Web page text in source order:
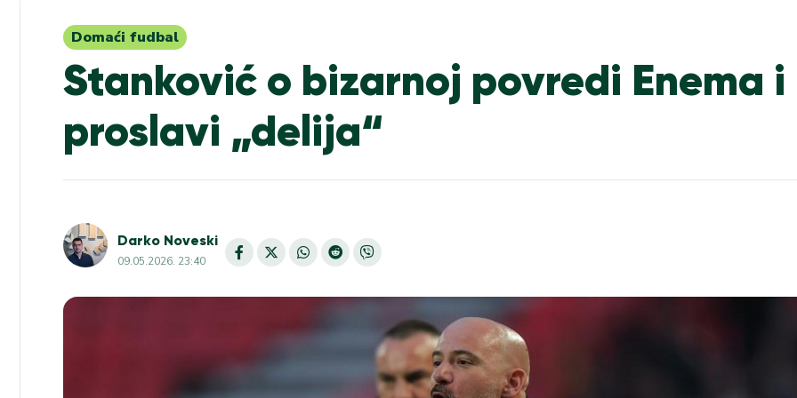
Domaći fudbal
Stanković o bizarnoj povredi Enema i
proslavi „delija“
Darko Noveski
09.05.2026. 23:40